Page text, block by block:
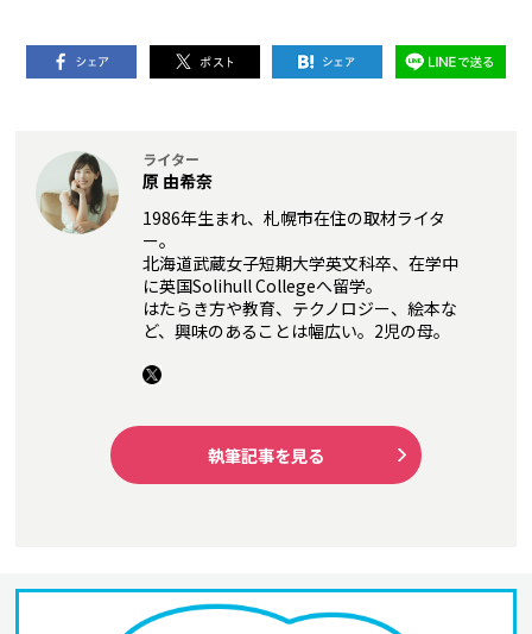
ライター
原 由希奈
1986年生まれ、札幌市在住の取材ライタ
ー。
北海道武蔵女子短期大学英文科卒、在学中
に英国Solihull Collegeへ留学。
はたらき方や教育、テクノロジー、絵本な
ど、興味のあることは幅広い。2児の母。
執筆記事を見る